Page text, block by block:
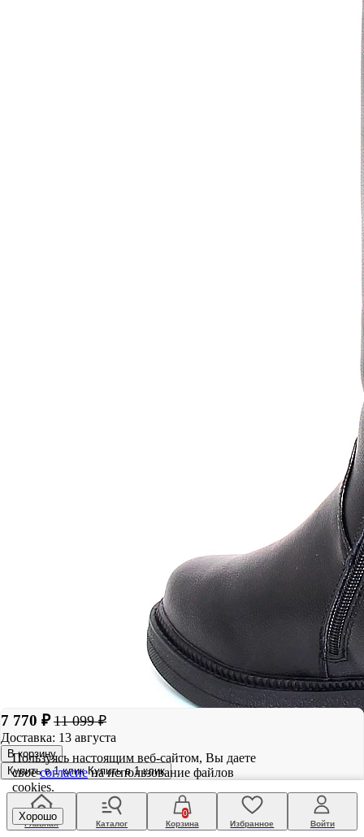
7 770 ₽ 11 099 ₽
Доставка: 13 августа
В корзину
Купить в 1 клик Купить в 1 клик
Главная Каталог
0
Корзина
Избранное Войти
Пользуясь настоящим веб-сайтом, Вы даете
своесогласиена использование файлов
cookies.
Хорошо